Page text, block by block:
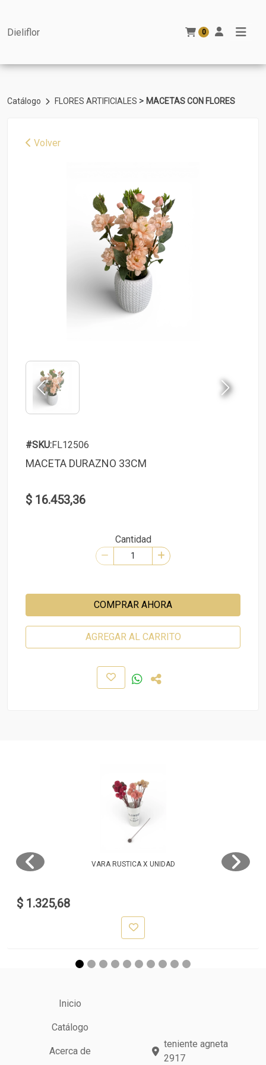
Dieliflor 0
Catálogo FLORES ARTIFICIALES > MACETAS CON FLORES
Volver
#SKU:FL12506
MACETA DURAZNO 33CM
$ 16.453,36
Cantidad
COMPRAR AHORA
AGREGAR AL CARRITO
VARA RUSTICA X UNIDAD
$ 1.325,68
Inicio
Catálogo
Acerca de
teniente agneta
2917